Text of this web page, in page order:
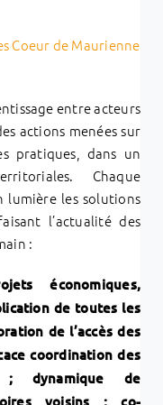
Coeur de Maurienne
entre acteurs
actions menées sur
pratiques, dans un
Chaque
les solutions
l’actualité des
:
économiques,
de toutes les
de l’accès des
coordination des
dynamique de
voisins ; co-